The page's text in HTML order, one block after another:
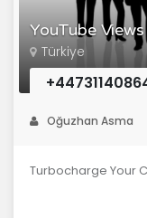
YouTube
Türkiye
Oğuzhan Asma
Turbocharge Your